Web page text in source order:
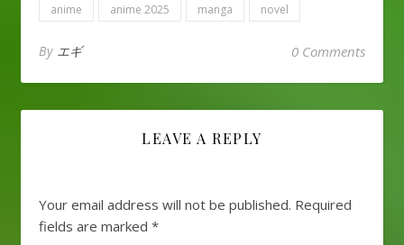
anime anime 2025 manga novel
By エギ 0 Comments
LEAVE A REPLY
Your email address will not be published. Required
fields are marked *